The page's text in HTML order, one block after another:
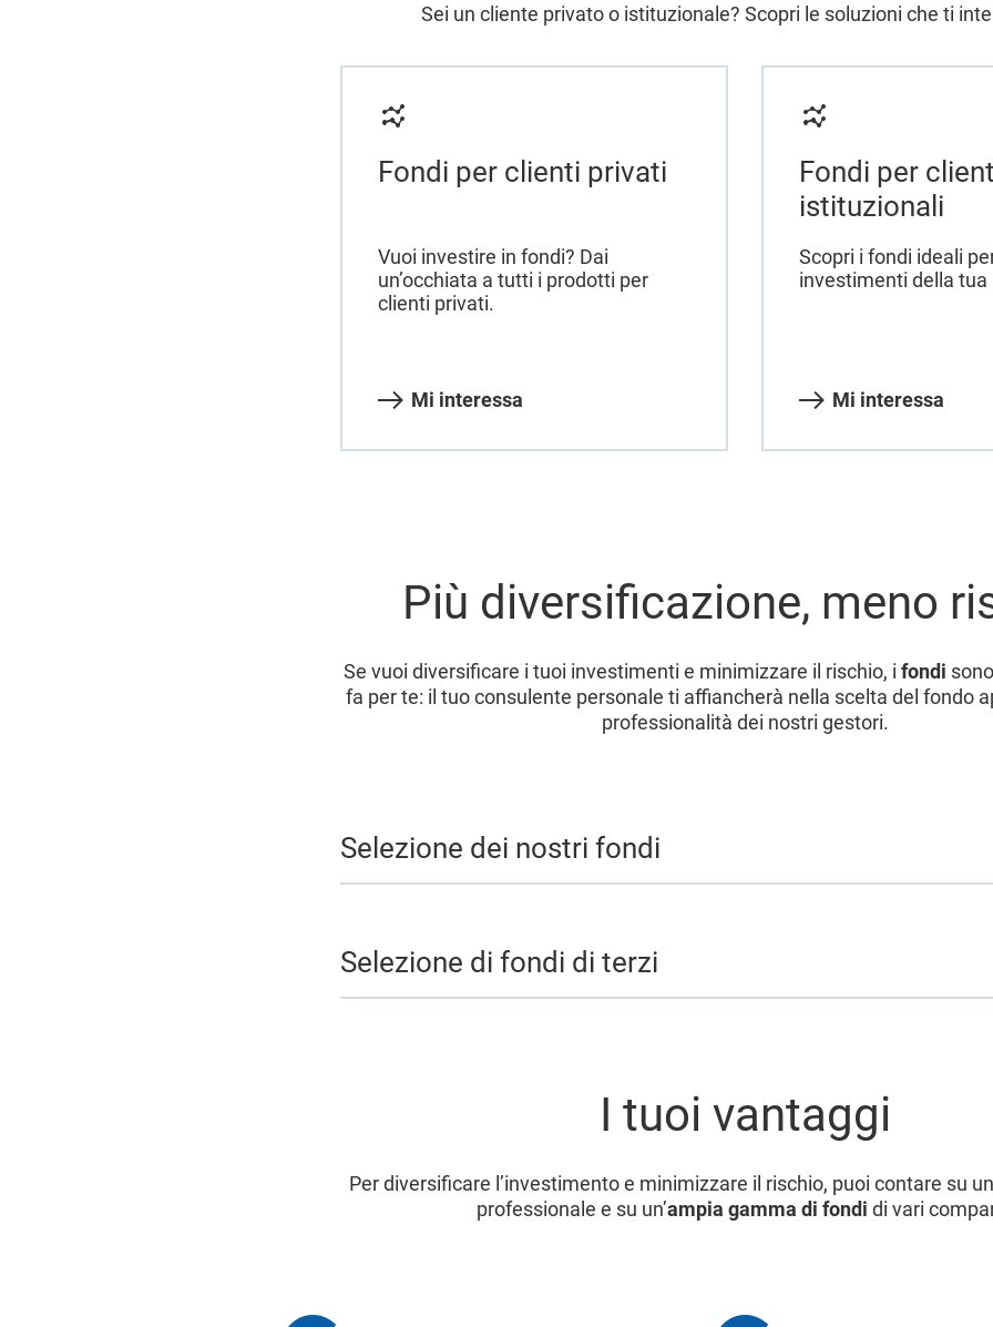
Sei un cliente privato o istituzionale? Scopri le soluzioni che ti
Fondi per clienti privati
Vuoi investire in fondi? Dai
un’occhiata a tutti i prodotti per
clienti privati.
Mi interessa
Fondi per
istituzionali
Scopri i fondi ideali
investimenti della tua
Mi interessa
Più diversificazione, meno
Se vuoi diversificare i tuoi investimenti e minimizzare il rischio, i fondi
fa per te: il tuo consulente personale ti affiancherà nella scelta del fondo
professionalità dei nostri gestori.
Selezione dei nostri fondi
Selezione di fondi di terzi
I tuoi vantaggi
Per diversificare l’investimento e minimizzare il rischio, puoi contare su
professionale e su un’ampia gamma di fondi di vari